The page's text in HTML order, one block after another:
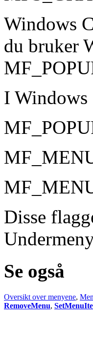
Windows
du bruker
I Windows
Disse
Se også
Oversikt over menyene,
RemoveMenu,